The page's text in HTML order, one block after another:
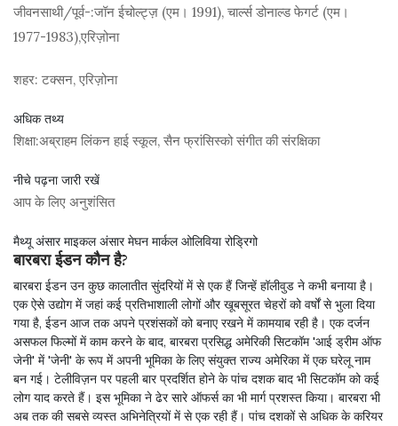
जीवनसाथी/पूर्व-:जॉन ईचोल्ट्ज़ (एम। 1991), चार्ल्स डोनाल्ड फेगर्ट (एम।
1977-1983),एरिज़ोना
शहर: टक्सन, एरिज़ोना
अधिक तथ्य
शिक्षा:अब्राहम लिंकन हाई स्कूल, सैन फ्रांसिस्को संगीत की संरक्षिका
नीचे पढ़ना जारी रखें
आप के लिए अनुशंसित
मैथ्यू अंसार माइकल अंसार मेघन मार्कल ओलिविया रोड्रिगो
बारबरा ईडन कौन है?
बारबरा ईडन उन कुछ कालातीत सुंदरियों में से एक हैं जिन्हें हॉलीवुड ने कभी बनाया है।
एक ऐसे उद्योग में जहां कई प्रतिभाशाली लोगों और खूबसूरत चेहरों को वर्षों से भुला दिया
गया है, ईडन आज तक अपने प्रशंसकों को बनाए रखने में कामयाब रही है। एक दर्जन
असफल फिल्मों में काम करने के बाद, बारबरा प्रसिद्ध अमेरिकी सिटकॉम 'आई ड्रीम ऑफ
जेनी' में 'जेनी' के रूप में अपनी भूमिका के लिए संयुक्त राज्य अमेरिका में एक घरेलू नाम
बन गई। टेलीविज़न पर पहली बार प्रदर्शित होने के पांच दशक बाद भी सिटकॉम को कई
लोग याद करते हैं। इस भूमिका ने ढेर सारे ऑफर्स का भी मार्ग प्रशस्त किया। बारबरा भी
अब तक की सबसे व्यस्त अभिनेत्रियों में से एक रही हैं। पांच दशकों से अधिक के करियर